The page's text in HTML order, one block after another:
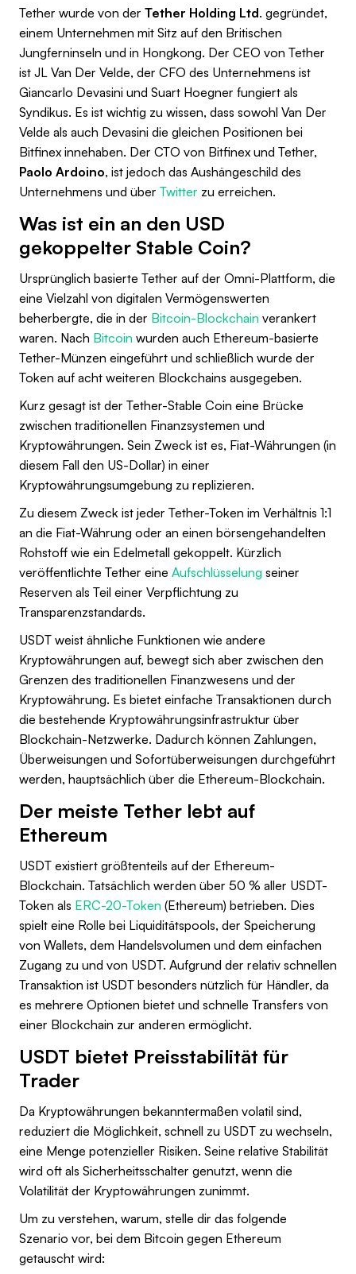
Tether wurde von der Tether Holding Ltd. gegründet,
einem Unternehmen mit Sitz auf den Britischen
Jungferninseln und in Hongkong. Der CEO von Tether
ist JL Van Der Velde, der CFO des Unternehmens ist
Giancarlo Devasini und Suart Hoegner fungiert als
Syndikus. Es ist wichtig zu wissen, dass sowohl Van Der
Velde als auch Devasini die gleichen Positionen bei
Bitfinex innehaben. Der CTO von Bitfinex und Tether,
Paolo Ardoino, ist jedoch das Aushängeschild des
Unternehmens und über Twitter zu erreichen.
Was ist ein an den USD
gekoppelter Stable Coin?
Ursprünglich basierte Tether auf der Omni-Plattform, die
eine Vielzahl von digitalen Vermögenswerten
beherbergte, die in der Bitcoin-Blockchain verankert
waren. Nach Bitcoin wurden auch Ethereum-basierte
Tether-Münzen eingeführt und schließlich wurde der
Token auf acht weiteren Blockchains ausgegeben.
Kurz gesagt ist der Tether-Stable Coin eine Brücke
zwischen traditionellen Finanzsystemen und
Kryptowährungen. Sein Zweck ist es, Fiat-Währungen (in
diesem Fall den US-Dollar) in einer
Kryptowährungsumgebung zu replizieren.
Zu diesem Zweck ist jeder Tether-Token im Verhältnis 1:1
an die Fiat-Währung oder an einen börsengehandelten
Rohstoff wie ein Edelmetall gekoppelt. Kürzlich
veröffentlichte Tether eine Aufschlüsselung seiner
Reserven als Teil einer Verpflichtung zu
Transparenzstandards.
USDT weist ähnliche Funktionen wie andere
Kryptowährungen auf, bewegt sich aber zwischen den
Grenzen des traditionellen Finanzwesens und der
Kryptowährung. Es bietet einfache Transaktionen durch
die bestehende Kryptowährungsinfrastruktur über
Blockchain-Netzwerke. Dadurch können Zahlungen,
Überweisungen und Sofortüberweisungen durchgeführt
werden, hauptsächlich über die Ethereum-Blockchain.
Der meiste Tether lebt auf
Ethereum
USDT existiert größtenteils auf der Ethereum-
Blockchain. Tatsächlich werden über 50 % aller USDT-
Token als ERC-20-Token (Ethereum) betrieben. Dies
spielt eine Rolle bei Liquiditätspools, der Speicherung
von Wallets, dem Handelsvolumen und dem einfachen
Zugang zu und von USDT. Aufgrund der relativ schnellen
Transaktion ist USDT besonders nützlich für Händler, da
es mehrere Optionen bietet und schnelle Transfers von
einer Blockchain zur anderen ermöglicht.
USDT bietet Preisstabilität für
Trader
Da Kryptowährungen bekanntermaßen volatil sind,
reduziert die Möglichkeit, schnell zu USDT zu wechseln,
eine Menge potenzieller Risiken. Seine relative Stabilität
wird oft als Sicherheitsschalter genutzt, wenn die
Volatilität der Kryptowährungen zunimmt.
Um zu verstehen, warum, stelle dir das folgende
Szenario vor, bei dem Bitcoin gegen Ethereum
getauscht wird: